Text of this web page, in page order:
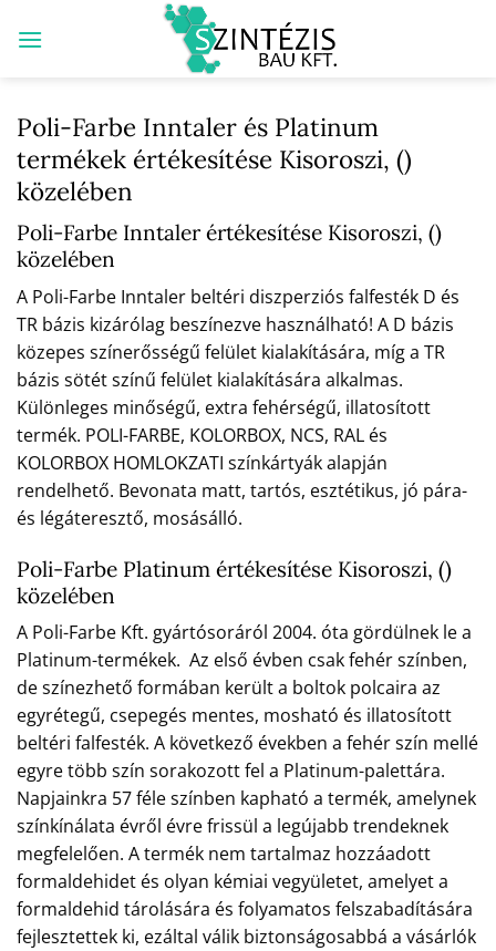
Poli-Farbe Inntaler és Platinum
termékek értékesítése Kisoroszi, ()
közelében
Poli-Farbe Inntaler értékesítése Kisoroszi, ()
közelében
A Poli-Farbe Inntaler beltéri diszperziós falfesték D és
TR bázis kizárólag beszínezve használható! A D bázis
közepes színerősségű felület kialakítására, míg a TR
bázis sötét színű felület kialakítására alkalmas.
Különleges minőségű, extra fehérségű, illatosított
termék. POLI-FARBE, KOLORBOX, NCS, RAL és
KOLORBOX HOMLOKZATI színkártyák alapján
rendelhető. Bevonata matt, tartós, esztétikus, jó pára-
és légáteresztő, mosásálló.
Poli-Farbe Platinum értékesítése Kisoroszi, ()
közelében
A Poli-Farbe Kft. gyártósoráról 2004. óta gördülnek le a
Platinum-termékek. Az első évben csak fehér színben,
de színezhető formában került a boltok polcaira az
egyrétegű, csepegés mentes, mosható és illatosított
beltéri falfesték. A következő években a fehér szín mellé
egyre több szín sorakozott fel a Platinum-palettára.
Napjainkra 57 féle színben kapható a termék, amelynek
színkínálata évről évre frissül a legújabb trendeknek
megfelelően. A termék nem tartalmaz hozzáadott
formaldehidet és olyan kémiai vegyületet, amelyet a
formaldehid tárolására és folyamatos felszabadítására
fejlesztettek ki, ezáltal válik biztonságosabbá a vásárlók